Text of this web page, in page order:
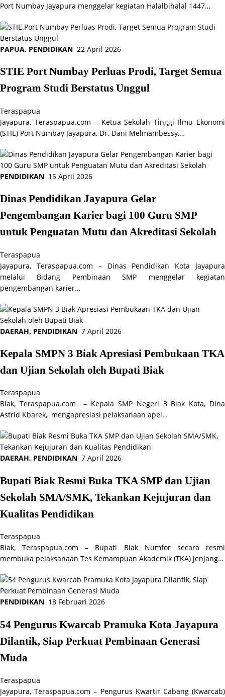
Port Numbay Jayapura menggelar kegiatan Halalbihalal 1447…
PAPUA, PENDIDIKAN 22 April 2026
STIE Port Numbay Perluas Prodi, Target Semua
Program Studi Berstatus Unggul
Teraspapua
Jayapura, Teraspapua.com – Ketua Sekolah Tinggi Ilmu Ekonomi
(STIE) Port Numbay Jayapura, Dr. Dani Melmambessy,…
PENDIDIKAN 15 April 2026
Dinas Pendidikan Jayapura Gelar
Pengembangan Karier bagi 100 Guru SMP
untuk Penguatan Mutu dan Akreditasi Sekolah
Teraspapua
Jayapura, Teraspapua.com – Dinas Pendidikan Kota Jayapura
melalui Bidang Pembinaan SMP menggelar kegiatan
pengembangan karier…
DAERAH, PENDIDIKAN 7 April 2026
Kepala SMPN 3 Biak Apresiasi Pembukaan TKA
dan Ujian Sekolah oleh Bupati Biak
Teraspapua
Biak, Teraspapua.com – Kepala SMP Negeri 3 Biak Kota, Dina
Astrid Kbarek, mengapresiasi pelaksanaan apel…
DAERAH, PENDIDIKAN 7 April 2026
Bupati Biak Resmi Buka TKA SMP dan Ujian
Sekolah SMA/SMK, Tekankan Kejujuran dan
Kualitas Pendidikan
Teraspapua
Biak, Teraspapua.com – Bupati Biak Numfor secara resmi
membuka pelaksanaan Tes Kemampuan Akademik (TKA) jenjang…
PENDIDIKAN 18 Februari 2026
54 Pengurus Kwarcab Pramuka Kota Jayapura
Dilantik, Siap Perkuat Pembinaan Generasi
Muda
Teraspapua
Jayapura, Teraspapua.com – Pengurus Kwartir Cabang (Kwarcab)